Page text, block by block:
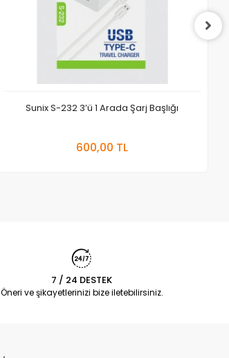
Sunix S-232 3’ü 1 Arada Şarj Başlığı
600,00 TL
7 / 24 DESTEK
Öneri ve şikayetlerinizi bize iletebilirsiniz.